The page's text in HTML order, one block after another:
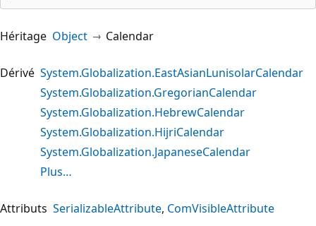
Héritage Object Calendar
Dérivé System.Globalization.EastAsianLunisolarCalendar
System.Globalization.GregorianCalendar
System.Globalization.HebrewCalendar
System.Globalization.HijriCalendar
System.Globalization.JapaneseCalendar
Plus…
Attributs SerializableAttribute ComVisibleAttribute